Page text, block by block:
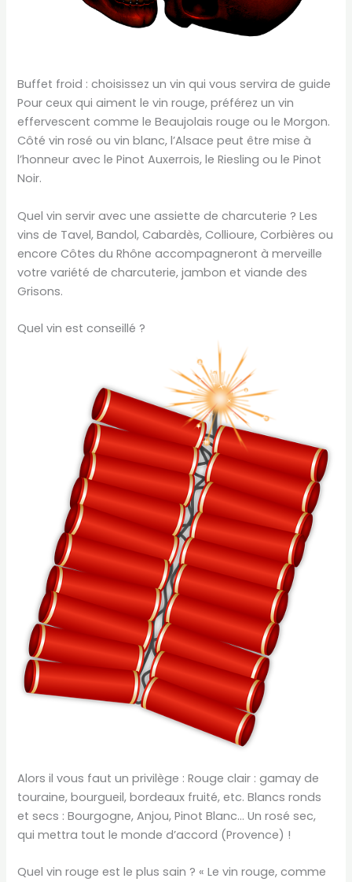
Buffet froid : choisissez un vin qui vous servira de guide
Pour ceux qui aiment le vin rouge, préférez un vin
effervescent comme le Beaujolais rouge ou le Morgon.
Côté vin rosé ou vin blanc, l’Alsace peut être mise à
l’honneur avec le Pinot Auxerrois, le Riesling ou le Pinot
Noir.
Quel vin servir avec une assiette de charcuterie ? Les
vins de Tavel, Bandol, Cabardès, Collioure, Corbières ou
encore Côtes du Rhône accompagneront à merveille
votre variété de charcuterie, jambon et viande des
Grisons.
Quel vin est conseillé ?
Alors il vous faut un privilège : Rouge clair : gamay de
touraine, bourgueil, bordeaux fruité, etc. Blancs ronds
et secs : Bourgogne, Anjou, Pinot Blanc… Un rosé sec,
qui mettra tout le monde d’accord (Provence) !
Quel vin rouge est le plus sain ? « Le vin rouge, comme